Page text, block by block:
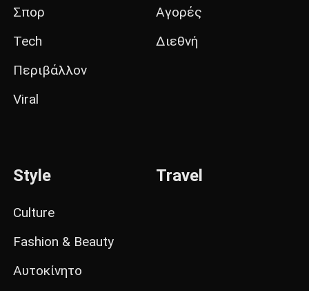
Σπορ
Tech
Περιβάλλον
Viral
Αγορές
Διεθνή
Style
Culture
Fashion & Beauty
Αυτοκίνητο
Travel